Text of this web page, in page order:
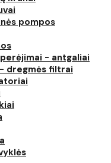
pompos
- antgaliai
dregmės filtrai